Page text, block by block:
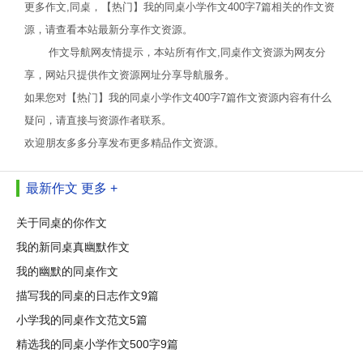
更多作文,同桌，【热门】我的同桌小学作文400字7篇相关的作文资
源，请查看本站最新分享作文资源。
作文导航网友情提示，本站所有作文,同桌作文资源为网友分
享，网站只提供作文资源网址分享导航服务。
如果您对【热门】我的同桌小学作文400字7篇作文资源内容有什么
疑问，请直接与资源作者联系。
欢迎朋友多多分享发布更多精品作文资源。
最新作文 更多 +
关于同桌的你作文
我的新同桌真幽默作文
我的幽默的同桌作文
描写我的同桌的日志作文9篇
小学我的同桌作文范文5篇
精选我的同桌小学作文500字9篇